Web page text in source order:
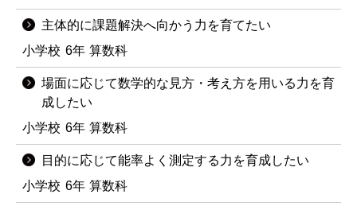
主体的に課題解決へ向かう力を育てたい
小学校 6年 算数科
場面に応じて数学的な見方・考え方を用いる力を育
成したい
小学校 6年 算数科
目的に応じて能率よく測定する力を育成したい
小学校 6年 算数科